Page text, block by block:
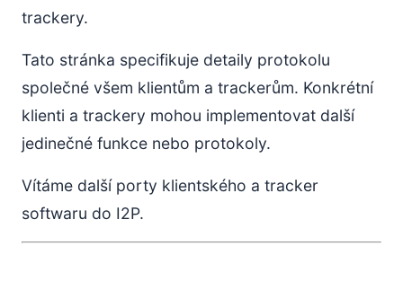
trackery.
Tato stránka specifikuje detaily protokolu
společné všem klientům a trackerům. Konkrétní
klienti a trackery mohou implementovat další
jedinečné funkce nebo protokoly.
Vítáme další porty klientského a tracker
softwaru do I2P.